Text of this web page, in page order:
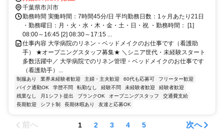
千葉県市川市
勤務時間 実働時間：7時間45分/日 平均勤務日数：1ヶ月あたり21日
・勤務曜日：月・火・水・木・金・土・日・祝 ・勤務時間： [1]
08:00～16:45 [2] 08:30～17:15 ...
仕事内容 大学病院のリネン・ベッドメイクのお仕事です（看護助
手） ★オープニングスタッフ募集★ ＼シニア世代・未経験スタート
多数活躍中／ 大学病院でのリネン管理・ベッドメイクのお仕事です
（看護助手）...
制服あり 業界未経験者歓迎 主婦・主夫歓迎 60代も応募可
フリーター歓迎
バイク通勤OK
学歴不問 転勤なし 経験不問 未経験者歓迎
経験者歓迎
残業なし
月1シフト提出 ブランクOK オープニングスタッフ
交通費支給
長期歓迎
シフト制 長期休暇あり 友達と応募OK
前へ 1 2 3 4 5 次へ